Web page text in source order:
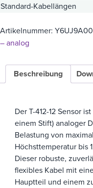
Standard-Kabellängen
Artikelnummer:
– analog
Beschreibung
Der T-412-12 Sensor
einem Stift) analoger
Belastung von
Höchsttemperatur bis
Dieser robuste,
flexibles Kabel mit
Hauptteil und einem